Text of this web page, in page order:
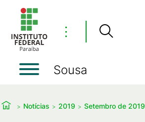
⋮
Sousa
Notícias 2019 Setembro de 2019